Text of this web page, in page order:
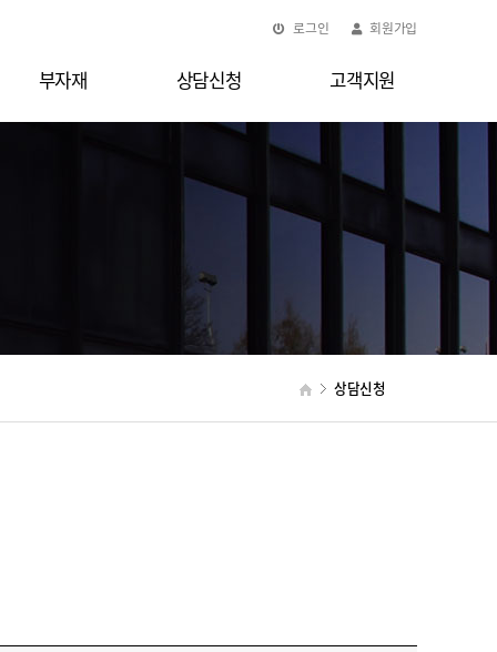
로그인 회원가입
부자재 상담신청 고객지원
상담신청